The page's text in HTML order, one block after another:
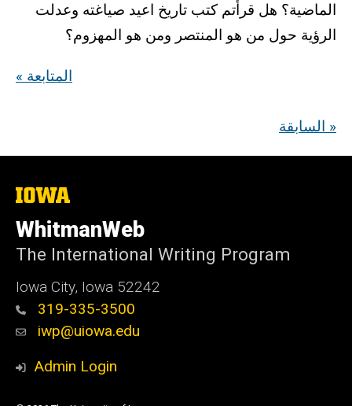
الماضية؟ هل قرأتم كتب تاريخ اعيد صياغته وعدلت
الرؤية حول من هو المنتصر ومن هو المهزوم؟
« المتابعة
السابقة »
The
of
Iowa
WhitmanWeb
The International Writing Program
Iowa City, Iowa 52242
319-335-3500
iwp@uiowa.edu
Admin Login